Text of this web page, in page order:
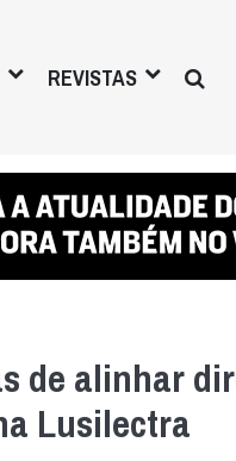
REVISTAS
de alinhar
Lusilectra